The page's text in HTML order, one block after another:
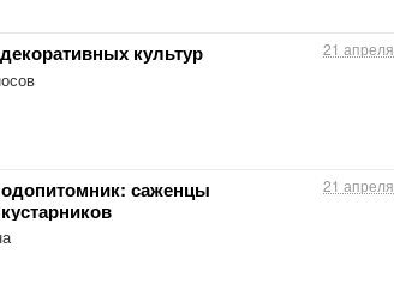
культур 21 апреля
саженцы
21 апреля